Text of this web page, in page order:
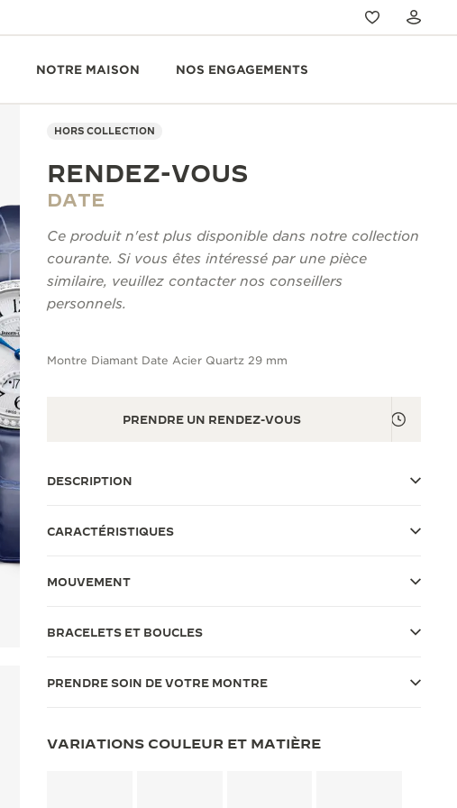
NOTRE MAISON NOS ENGAGEMENTS
HORS COLLECTION
RENDEZ-VOUS
DATE
Ce produit n'est plus disponible dans notre collection
courante. Si vous êtes intéressé par une pièce
similaire, veuillez contacter nos conseillers
personnels.
Montre Diamant Date Acier Quartz 29 mm
PRENDRE UN RENDEZ-VOUS
DESCRIPTION
CARACTÉRISTIQUES
MOUVEMENT
BRACELETS ET BOUCLES
PRENDRE SOIN DE VOTRE MONTRE
VARIATIONS COULEUR ET MATIÈRE